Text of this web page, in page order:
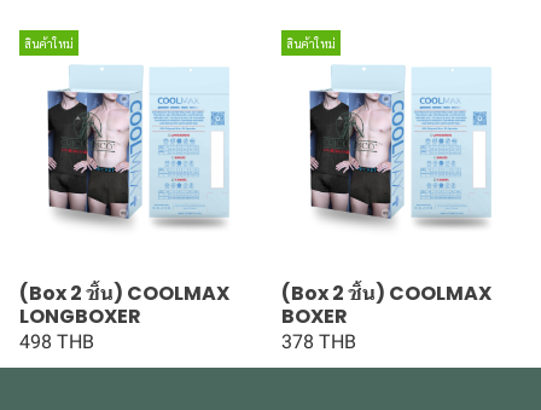
สินค้าใหม่
(Box 2 ชิ้น) COOLMAX
LONGBOXER
498 THB
สินค้าใหม่
(Box 2 ชิ้น) COOLMAX
BOXER
378 THB